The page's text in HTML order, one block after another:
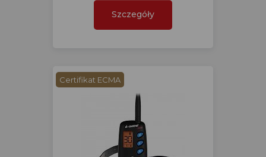
Szczegóły
Certifikat ECMA